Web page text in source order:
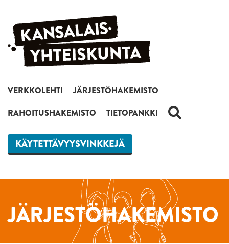
Siirry sisältöön
VERKKOLEHTI
JÄRJESTÖHAKEMISTO
RAHOITUSHAKEMISTO
TIETOPANKKI HAKU
KÄYTETTÄVYYSVINKKEJÄ
JÄRJESTÖHAKEMISTO